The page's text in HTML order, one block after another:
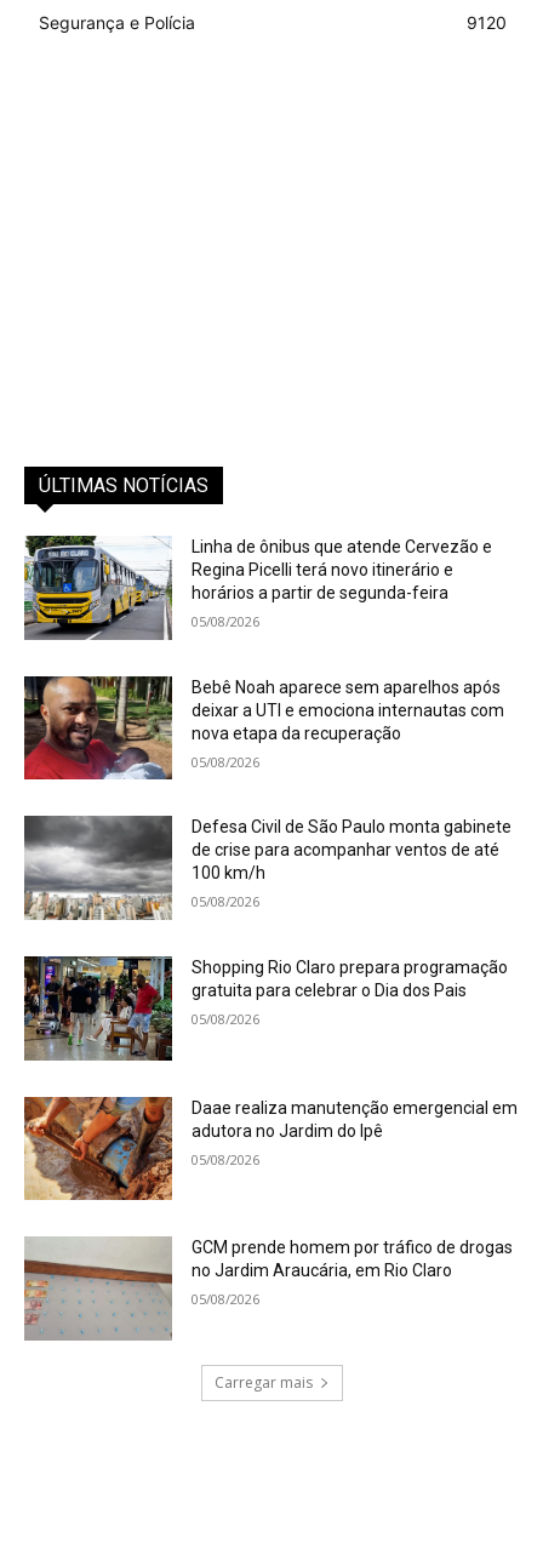
Segurança e Polícia
9120
ÚLTIMAS NOTÍCIAS
Linha de ônibus que atende Cervezão e
Regina Picelli terá novo itinerário e
horários a partir de segunda-feira
05/08/2026
Bebê Noah aparece sem aparelhos após
deixar a UTI e emociona internautas com
nova etapa da recuperação
05/08/2026
Defesa Civil de São Paulo monta gabinete
de crise para acompanhar ventos de até
100 km/h
05/08/2026
Shopping Rio Claro prepara programação
gratuita para celebrar o Dia dos Pais
05/08/2026
Daae realiza manutenção emergencial em
adutora no Jardim do Ipê
05/08/2026
GCM prende homem por tráfico de drogas
no Jardim Araucária, em Rio Claro
05/08/2026
Carregar mais